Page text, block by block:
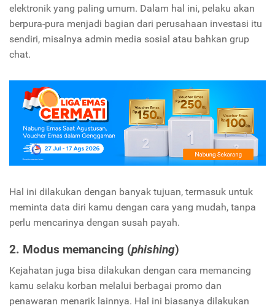
elektronik yang paling umum. Dalam hal ini, pelaku akan
berpura-pura menjadi bagian dari perusahaan investasi itu
sendiri, misalnya admin media sosial atau bahkan grup
chat.
Hal ini dilakukan dengan banyak tujuan, termasuk untuk
meminta data diri kamu dengan cara yang mudah, tanpa
perlu mencarinya dengan susah payah.
2. Modus memancing (phishing)
Kejahatan juga bisa dilakukan dengan cara memancing
kamu selaku korban melalui berbagai promo dan
penawaran menarik lainnya. Hal ini biasanya dilakukan